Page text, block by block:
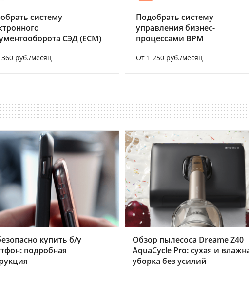
систему
СЭД (ECM)
руб./месяц
Подобрать систему
управления бизнес-
процессами BPM
От 1 250 руб./месяц
купить б/у
подробная
Обзор пылесоса Dreame Z40
AquaCycle Pro: сухая и
уборка без усилий